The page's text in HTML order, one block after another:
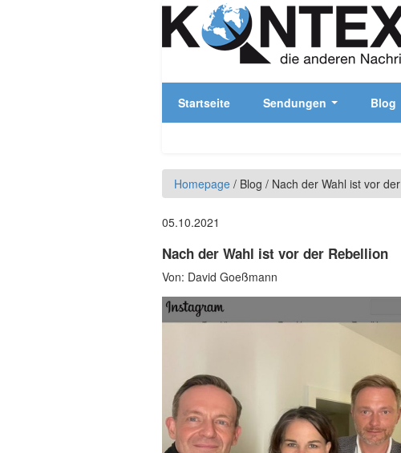
Startseite Sendungen Blog
Homepage / Blog / Nach der Wahl ist vor
05.10.2021
Nach der Wahl ist vor der Rebellion
Von: David Goeßmann